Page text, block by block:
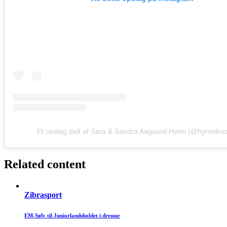
Et opslag delt af Sara & Sandra Aagaard Hyrm
Related content
Zibrasport
EM-Sølv til Juniorlandsholdet i dressur